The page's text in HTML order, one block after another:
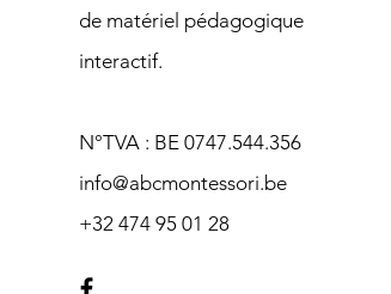
de matériel pédagogique
interactif.
N°TVA : BE 0747.544.356
info@abcmontessori.be
+32 474 95 01 28